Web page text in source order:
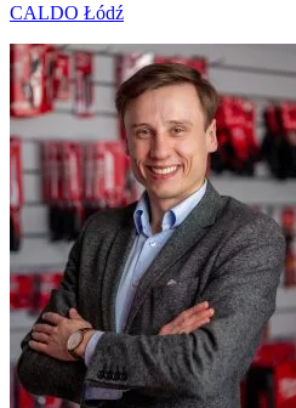
CALDO Łódź